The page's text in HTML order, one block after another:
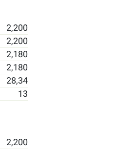
2,200
2,200
2,180
2,180
28,34
13
2,200